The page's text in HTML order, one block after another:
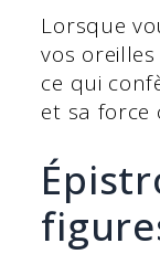
Lorsque
vos
ce qui
et sa force